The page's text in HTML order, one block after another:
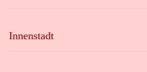
Innenstadt